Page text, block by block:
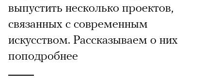
выпустить несколько проектов,
связанных с современным
искусством. Рассказываем о них
поподробнее